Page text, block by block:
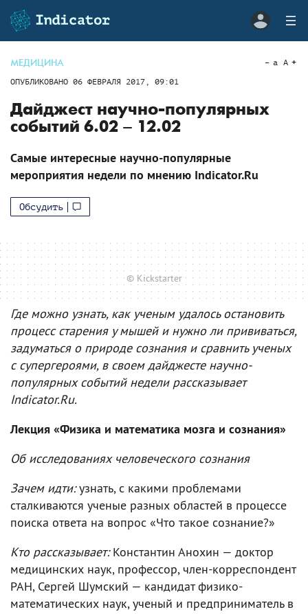
МЕДИЦИНА
ОПУБЛИКОВАНО 06 ФЕВРАЛЯ 2017, 09:01
a A
Дайджест научно-популярных
событий 6.02 – 12.02
Cамые интересные научно-популярные
мероприятия недели по мнению Indicator.Ru
Обсудить
© Kickstarter
Где можно узнать, как ученым удалось остановить
процесс старения у мышей и нужно ли прививаться,
задуматься о природе сознания и сравнить ученых
с супергероями, в своем дайджесте научно-
популярных событий недели рассказывает
Indicator.Ru.
Лекция «Физика и математика мозга и сознания»
Об исследованиях человеческого сознания
Зачем идти:узнать, с какими проблемами
сталкиваются ученые разных областей в процессе
поиска ответа на вопрос «Что такое сознание?»
Кто рассказывает:Константин Анохин — доктор
медицинских наук, профессор, член-корреспондент
РАН, Сергей Шумский — кандидат физико-
математических наук, ученый и предприниматель в